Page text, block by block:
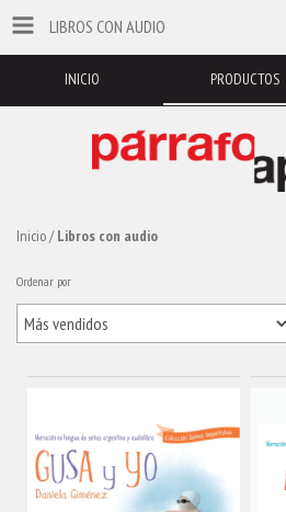
LIBROS CON AUDIO
INICIO PRODUCTOS
Inicio/ Libros con audio
Ordenar por